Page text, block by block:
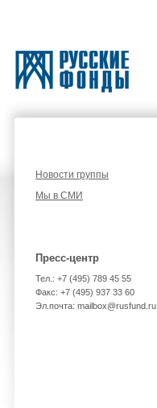
Новости группы
Мы в СМИ
Пресс-центр
Тел.: +7 (495) 789 45 55
Факс: +7 (495) 937 33 60
Эл.почта: mailbox@rusfund.ru